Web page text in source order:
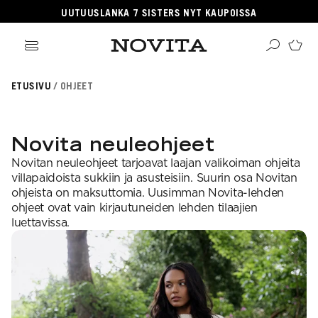
UUTUUSLANKA 7 SISTERS NYT KAUPOISSA
tuotteet
langat
vastaavuudet
langat
SUOSITUIMMAT LANGAT
OHJEKATEGORIAT
mallistot
villasukkia
virkkauksesta
Novitasta
lehti
ja hoito-ohjeet
neulekoulut
ETUSIVU OHJEET
Novita neuleohjeet
Novitan neuleohjeet tarjoavat laajan valikoiman ohjeita
villapaidoista sukkiin ja asusteisiin. Suurin osa Novitan
ohjeista on maksuttomia. Uusimman Novita-lehden
ohjeet ovat vain kirjautuneiden lehden tilaajien
luettavissa.